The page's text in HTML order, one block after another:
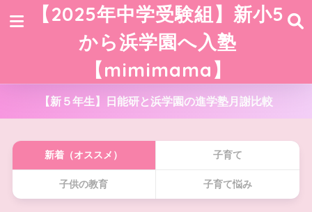
【2025年中学受験組】新小5
から浜学園へ入塾
【mimimama】
【新５年生】日能研と浜学園の進学塾月謝比較
新着（オススメ） 子育て
子供の教育 子育て悩み